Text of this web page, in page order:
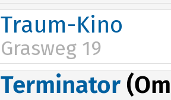
Traum-Kino
Grasweg 19
Terminator